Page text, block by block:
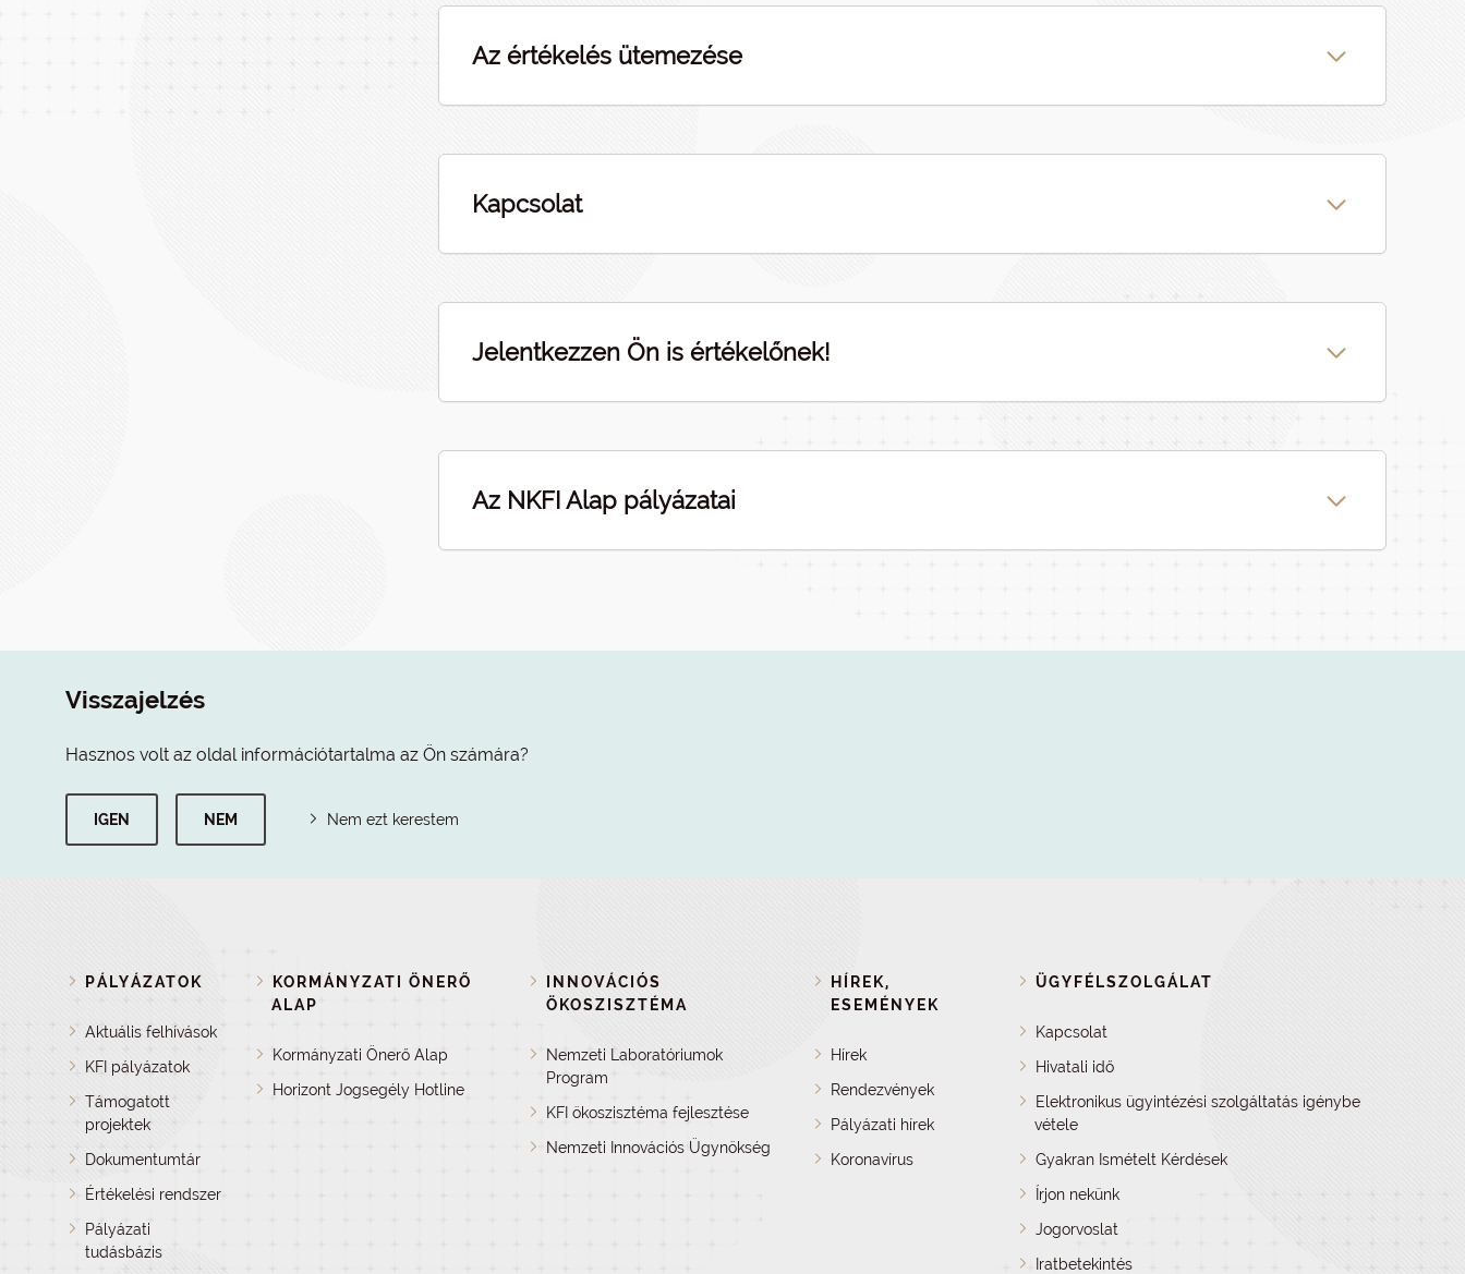
Az értékelés ütemezése
Kapcsolat
Jelentkezzen Ön is értékelőnek!
Az NKFI Alap pályázatai
Visszajelzés
Hasznos volt az oldal információtartalma az Ön számára?
IGEN NEM Nem ezt kerestem
PÁLYÁZATOK
Aktuális felhívások
KFI pályázatok
Támogatott
projektek
Dokumentumtár
Értékelési rendszer
Pályázati
tudásbázis
KORMÁNYZATI ÖNERŐ
ALAP
Kormányzati Önerő Alap
Horizont Jogsegély Hotline
INNOVÁCIÓS
ÖKOSZISZTÉMA
Nemzeti Laboratóriumok
Program
KFI ökoszisztéma fejlesztése
Nemzeti Innovációs Ügynökség
HÍREK,
ESEMÉNYEK
Hírek
Rendezvények
Pályázati hírek
Koronavírus
ÜGYFÉLSZOLGÁLAT
Kapcsolat
Hivatali idő
Elektronikus ügyintézési szolgáltatás igénybe
vétele
Gyakran Ismételt Kérdések
Írjon nekünk
Jogorvoslat
Iratbetekintés